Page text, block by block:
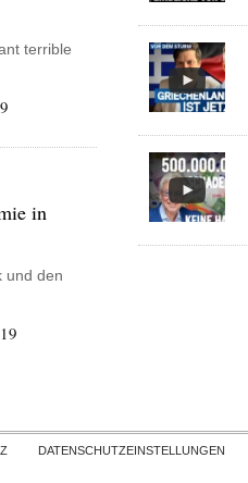
terrible
in
und den
DATENSCHUTZEINSTELLUNGEN